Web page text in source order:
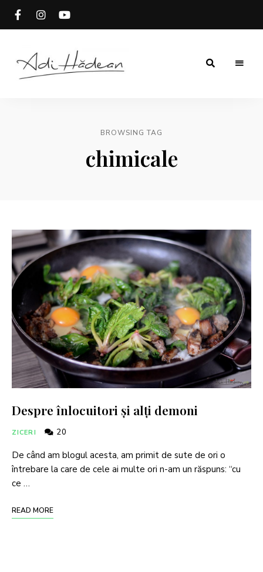
BROWSING TAG
chimicale
Despre înlocuitori și alți demoni
ZICERI 20
De când am blogul acesta, am primit de sute de ori o
întrebare la care de cele ai multe ori n-am un răspuns: “cu
ce …
READ MORE